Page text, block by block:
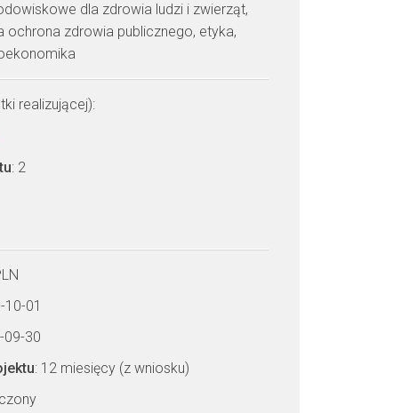
dla zdrowia ludzi i zwierząt,
ochrona zdrowia publicznego, etyka,
realizującej):
: 2
10-01
09-30
: 12 miesięcy (z wniosku)